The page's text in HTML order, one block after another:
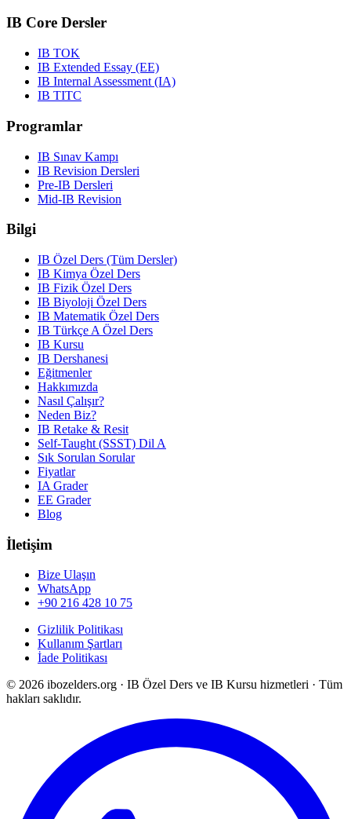
IB Core Dersler
IB TOK
IB Extended Essay (EE)
IB Internal Assessment (IA)
IB TITC
Programlar
IB Sınav Kampı
IB Revision Dersleri
Pre-IB Dersleri
Mid-IB Revision
Bilgi
IB Özel Ders (Tüm Dersler)
IB Kimya Özel Ders
IB Fizik Özel Ders
IB Biyoloji Özel Ders
IB Matematik Özel Ders
IB Türkçe A Özel Ders
IB Kursu
IB Dershanesi
Eğitmenler
Hakkımızda
Nasıl Çalışır?
Neden Biz?
IB Retake & Resit
Self-Taught (SSST) Dil A
Sık Sorulan Sorular
Fiyatlar
IA Grader
EE Grader
Blog
İletişim
Bize Ulaşın
WhatsApp
+90 216 428 10 75
Gizlilik Politikası
Kullanım Şartları
İade Politikası
© 2026 ibozelders.org · IB Özel Ders ve IB Kursu hizmetleri · Tüm
hakları saklıdır.